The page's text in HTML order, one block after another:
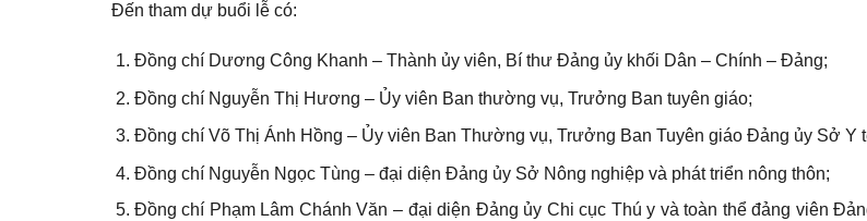
Đến tham dự buổi lễ có:​
Đồng chí Dương Công Khanh – Thành ủy viên, Bí thư Đảng ủy khối Dân – Chính – Đảng;​
Đồng chí Nguyễn Thị Hương – Ủy viên Ban thường vụ, Trưởng Ban tuyên giáo;
Đồng chí Võ Thị Ánh Hồng – Ủy viên Ban Thường vụ, Trưởng Ban Tuyên giáo Đảng ủy Sở Y
Đồng chí Nguyễn Ngọc Tùng – đại diện Đảng ủy Sở Nông nghiệp và phát triển nông thôn;
Đồng chí Phạm Lâm Chánh Văn – đại diện Đảng ủy Chi cục Thú y và toàn thể đảng viên